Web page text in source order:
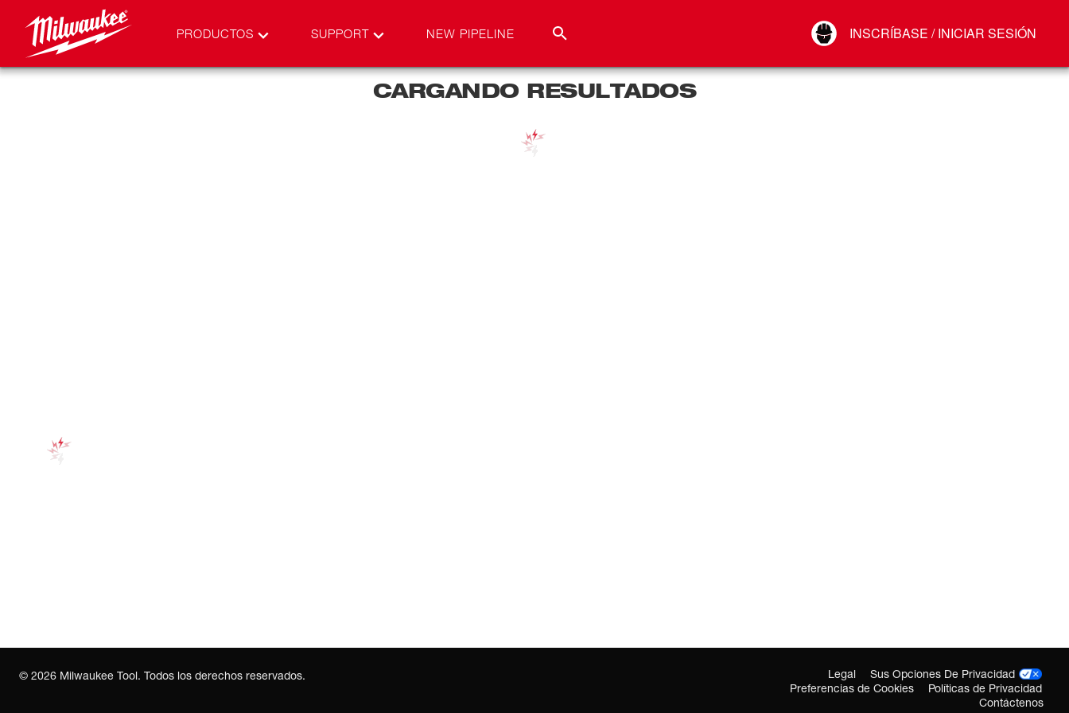
PRODUCTOS SUPPORT NEW PIPELINE INSCRÍBASE / INICIAR SESIÓN
Conectar
CARGANDO RESULTADOS
© 2026 Milwaukee Tool. Todos los derechos reservados. Legal
Sus Opciones De Privacidad
Preferencias de Cookies
Políticas de Privacidad
Contáctenos